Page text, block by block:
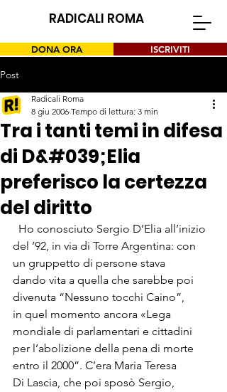
RADICALI ROMA
DONA ORA ISCRIVITI
Post
Tra i tanti temi in difesa
di D&#039;Elia
preferisco la certezza
del diritto
Radicali Roma
8 giu 2006 Tempo di lettura: 3 min
Ho conosciuto Sergio D’Elia all’inizio
del ’92, in via di Torre Argentina: con
un gruppetto di persone stava
dando vita a quella che sarebbe poi
divenuta “Nessuno tocchi Caino”,
in quel momento ancora «Lega
mondiale di parlamentari e cittadini
per l’abolizione della pena di morte
entro il 2000”. C’era Maria Teresa
Di Lascia, che poi sposò Sergio,